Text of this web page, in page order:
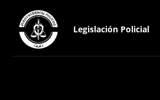
Legislación Policial